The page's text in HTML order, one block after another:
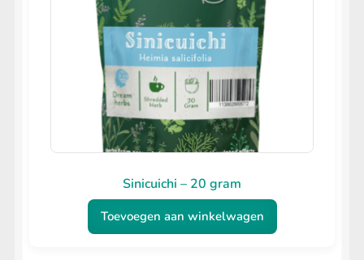
Sinicuichi – 20 gram
Toevoegen aan winkelwagen